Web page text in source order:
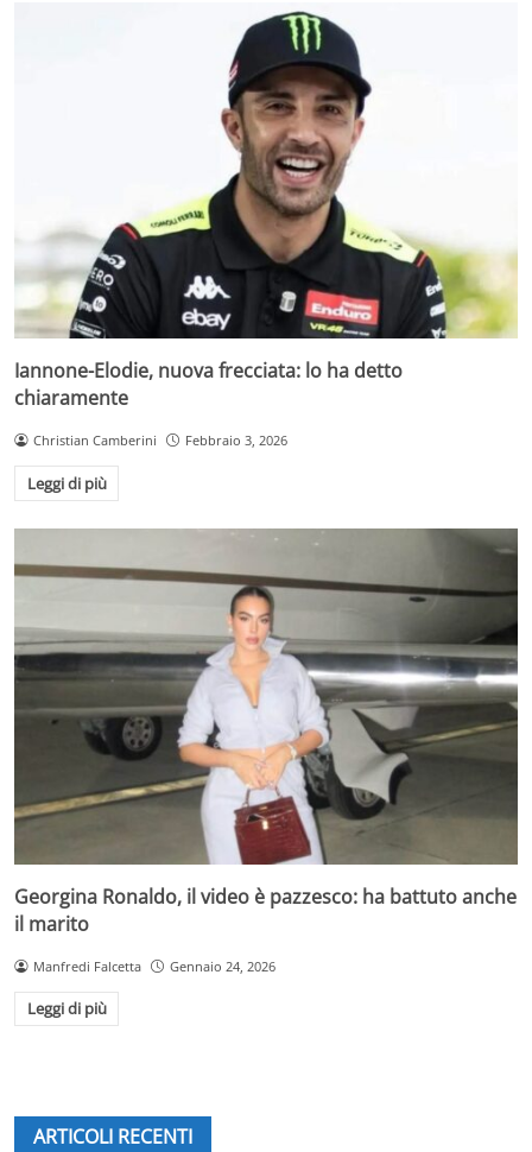
Iannone-Elodie, nuova frecciata: lo ha detto
chiaramente
Christian Camberini Febbraio 3, 2026
Leggi di più
Georgina Ronaldo, il video è pazzesco: ha battuto anche
il marito
Manfredi Falcetta Gennaio 24, 2026
Leggi di più
ARTICOLI RECENTI